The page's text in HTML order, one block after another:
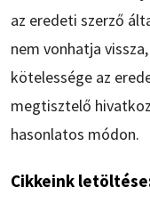
az eredeti szerző
nem vonhatja
kötelessége az
megtisztelő
hasonlatos módon.
Cikkeink